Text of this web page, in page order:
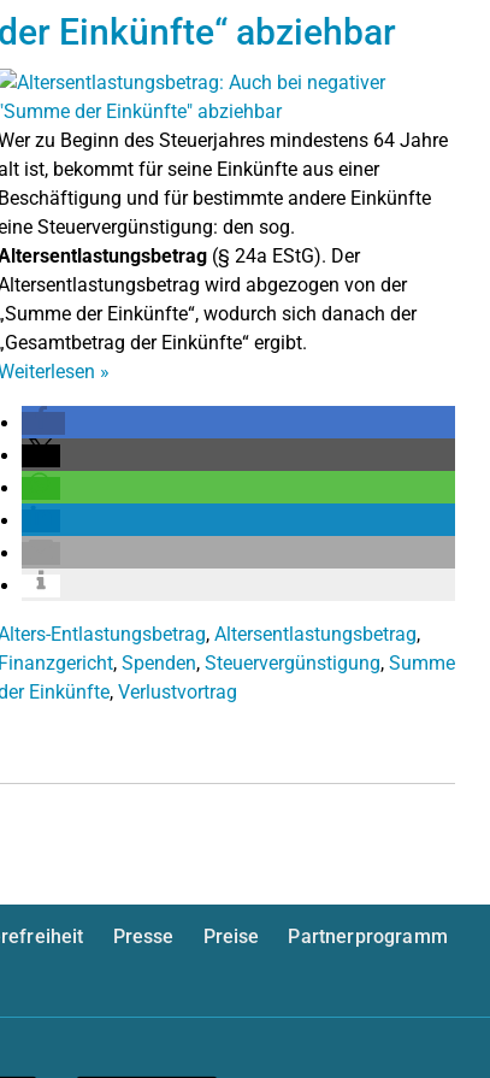
der Einkünfte“ abziehbar
zu Beginn des Steuerjahres mindestens 64 Jahre
ist, bekommt für seine Einkünfte aus einer
Beschäftigung und für bestimmte andere Einkünfte
Steuervergünstigung: den sog.
(§ 24a EStG). Der
wird abgezogen von der
„Summe der Einkünfte“, wodurch sich danach der
„Gesamtbetrag der Einkünfte“ ergibt.
»
Entlastungsbetrag, Altersentlastungsbetrag,
Finanzgericht, Spenden, Steuervergünstigung, Summe
Einkünfte, Verlustvortrag
Presse Preise
Partnerprogramm